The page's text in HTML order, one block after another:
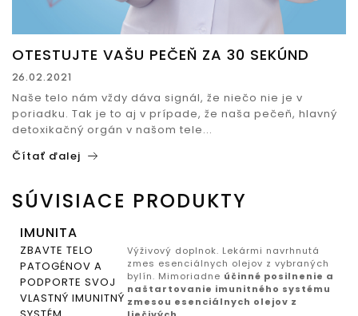
OTESTUJTE VAŠU PEČEŇ ZA 30 SEKÚND
26.02.2021
Naše telo nám vždy dáva signál, že niečo nie je v
poriadku. Tak je to aj v prípade, že naša pečeň, hlavný
detoxikačný orgán v našom tele...
Čítať ďalej
SÚVISIACE PRODUKTY
IMUNITA
ZBAVTE TELO
PATOGÉNOV A
PODPORTE SVOJ
VLASTNÝ IMUNITNÝ
Výživový doplnok. Lekármi navrhnutá
zmes esenciálnych olejov z vybraných
bylín. Mimoriadne účinné posilnenie a
naštartovanie imunitného systému
zmesou esenciálnych olejov z